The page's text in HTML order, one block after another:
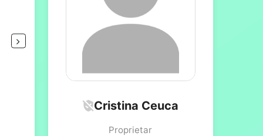
Cristina Ceuca
Proprietar